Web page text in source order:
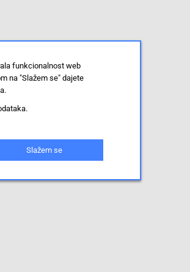
funkcionalnost web
na "Slažem se" dajete
Slažem se